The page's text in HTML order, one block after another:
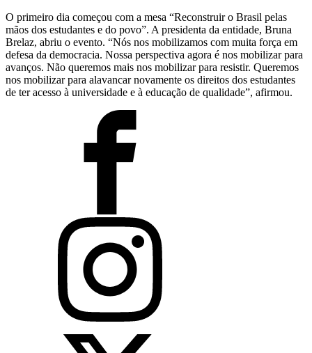
O primeiro dia começou com a mesa “Reconstruir o Brasil pelas
mãos dos estudantes e do povo”. A presidenta da entidade, Bruna
Brelaz, abriu o evento. “Nós nos mobilizamos com muita força em
defesa da democracia. Nossa perspectiva agora é nos mobilizar para
avanços. Não queremos mais nos mobilizar para resistir. Queremos
nos mobilizar para alavancar novamente os direitos dos estudantes
de ter acesso à universidade e à educação de qualidade”, afirmou.